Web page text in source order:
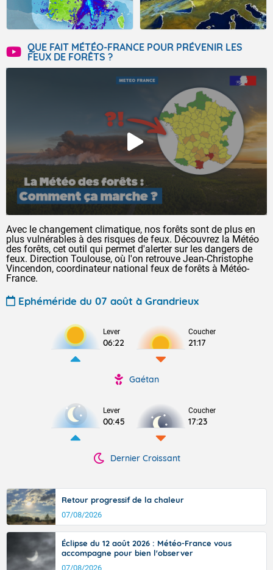
QUE FAIT MÉTÉO-FRANCE POUR PRÉVENIR LES
FEUX DE FORÊTS ?
Avec le changement climatique, nos forêts sont de plus en
plus vulnérables à des risques de feux. Découvrez la Météo
des forêts, cet outil qui permet d'alerter sur les dangers de
feux. Direction Toulouse, où l'on retrouve Jean-Christophe
Vincendon, coordinateur national feux de forêts à Météo-
France.
Ephéméride du 07 août à Grandrieux
Lever
06:22
Coucher
21:17
Gaétan
Lever
00:45
Coucher
17:23
Dernier Croissant
Retour progressif de la chaleur
07/08/2026
Éclipse du 12 août 2026 : Météo-France vous
accompagne pour bien l'observer
07/08/2026